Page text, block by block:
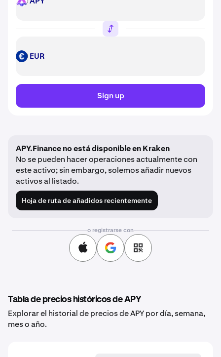
EUR EUR
Sign up
APY.Finance no está disponible en Kraken
No se pueden hacer operaciones actualmente con
este activo; sin embargo, solemos añadir nuevos
activos al listado.
Hoja de ruta de añadidos recientemente
o registrarse con
Tabla de precios históricos de APY
Explorar el historial de precios de APY por día, semana,
mes o año.